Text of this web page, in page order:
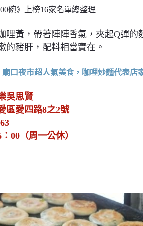
哩黃，帶著陣陣香氣，夾起Q彈
的豬肝，配料相當實在。
廟口夜市超人氣美食，咖哩炒麵代表店
吳思賢
區愛四路8之2號
00（周一公休）